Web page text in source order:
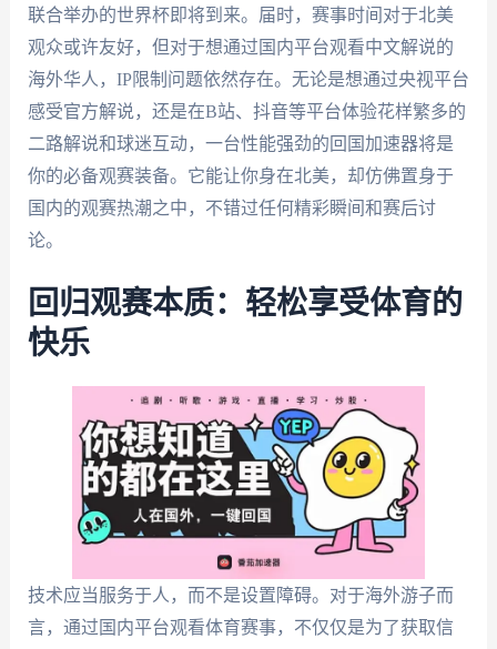
联合举办的世界杯即将到来。届时，赛事时间对于北美
观众或许友好，但对于想通过国内平台观看中文解说的
海外华人，IP限制问题依然存在。无论是想通过央视平台
感受官方解说，还是在B站、抖音等平台体验花样繁多的
二路解说和球迷互动，一台性能强劲的回国加速器将是
你的必备观赛装备。它能让你身在北美，却仿佛置身于
国内的观赛热潮之中，不错过任何精彩瞬间和赛后讨
论。
回归观赛本质：轻松享受体育的
快乐
技术应当服务于人，而不是设置障碍。对于海外游子而
言，通过国内平台观看体育赛事，不仅仅是为了获取信